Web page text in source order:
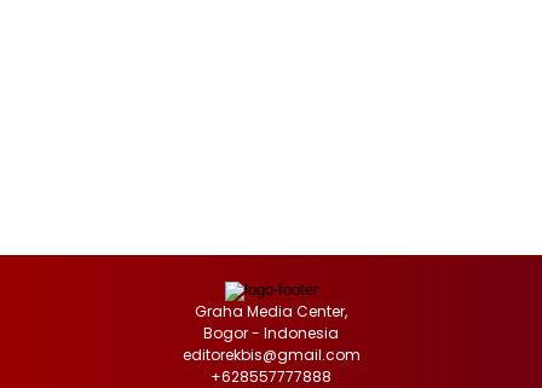
Graha Media Center,
Bogor - Indonesia
editorekbis@gmail.com
+628557777888